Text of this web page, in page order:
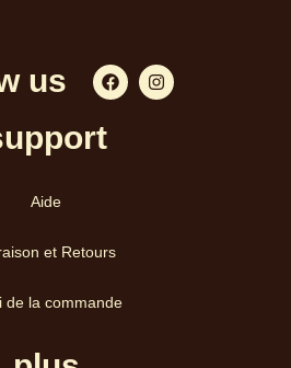
us
Aide
et Retours
de la commande